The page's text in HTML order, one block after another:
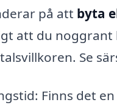
på att byta
att du noggrant
Se
Finns det en